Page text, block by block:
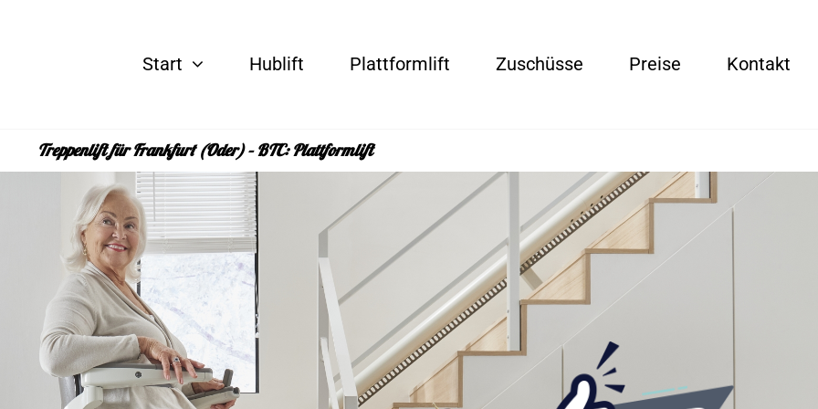
Start Hublift Plattformlift Zuschüsse Preise Kontakt
Treppenlift für Frankfurt (Oder) – BTC: Plattformlift